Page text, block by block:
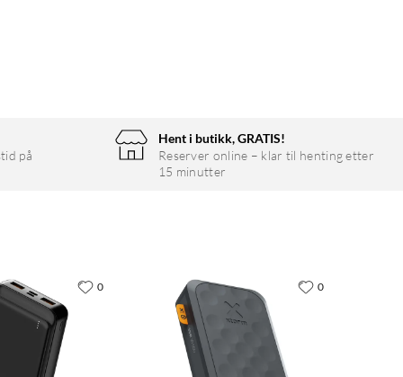
på
Hent i butikk, GRATIS!
Reserver online – klar til henting etter
15 minutter
0 0